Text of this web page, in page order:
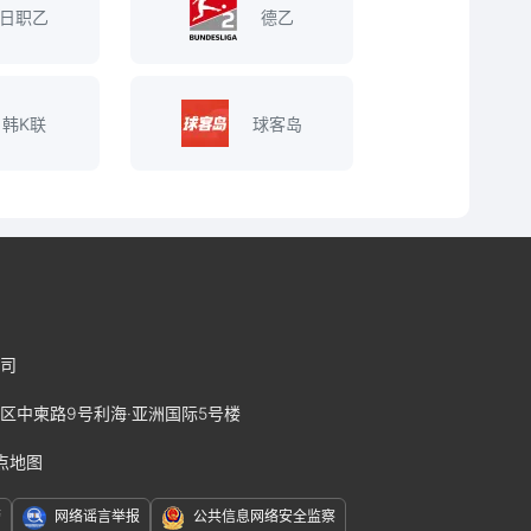
日职乙 德乙
韩K联 球客岛
中柬路9号利海·亚洲国际5号楼
地图
网络谣言举报 公共信息网络安全监察